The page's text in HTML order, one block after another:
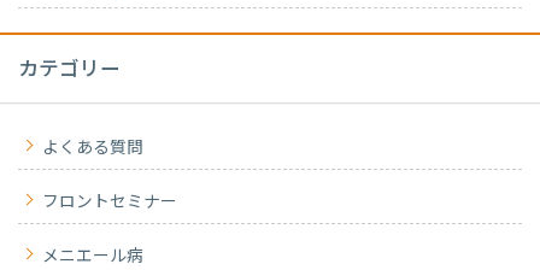
カテゴリー
よくある質問
フロントセミナー
メニエール病